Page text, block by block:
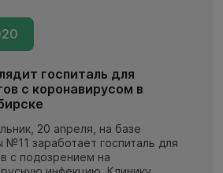
госпиталь для
с коронавирусом в
20 апреля, на базе
№11 заработает госпиталь для
с подозрением на